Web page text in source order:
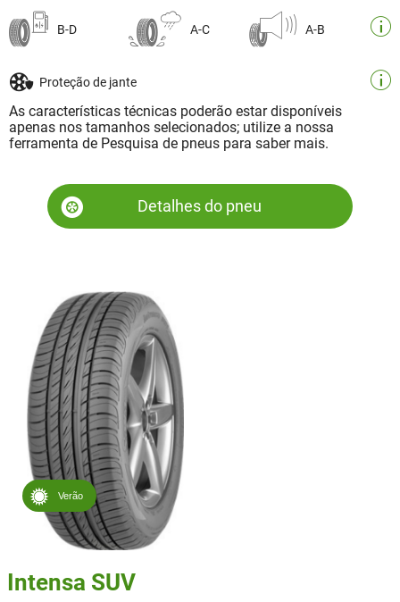
B-D A-C A-B
Proteção de jante
As características técnicas poderão estar disponíveis
apenas nos tamanhos selecionados; utilize a nossa
ferramenta de Pesquisa de pneus para saber mais.
Detalhes do pneu
Verão
Intensa SUV